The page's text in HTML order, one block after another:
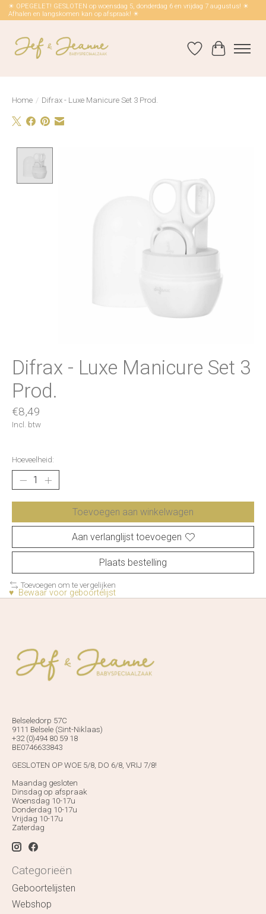
☀ OPEGELET! GESLOTEN op woensdag 5, donderdag 6 en vrijdag 7 augustus! ☀
Afhalen en langskomen kan op afspraak! ☀
Verlanglijst
Home / Difrax - Luxe Manicure Set 3 Prod.
Difrax - Luxe Manicure Set 3
Prod.
€8,49
Incl. btw
Hoeveelheid:
Toevoegen aan winkelwagen
Aan verlanglijst toevoegen
Plaats bestelling
Toevoegen om te vergelijken
♥ Bewaar voor geboortelijst
Belseledorp 57C
9111 Belsele (Sint-Niklaas)
+32 (0)494 80 59 18
BE0746633843
GESLOTEN OP WOE 5/8, DO 6/8, VRIJ 7/8!
Maandag gesloten
Dinsdag op afspraak
Woensdag 10-17u
Donderdag 10-17u
Vrijdag 10-17u
Zaterdag
Categorieën
Geboortelijsten
Webshop